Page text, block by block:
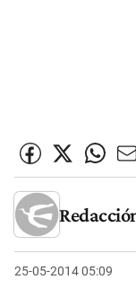
25-05-2014 05:09